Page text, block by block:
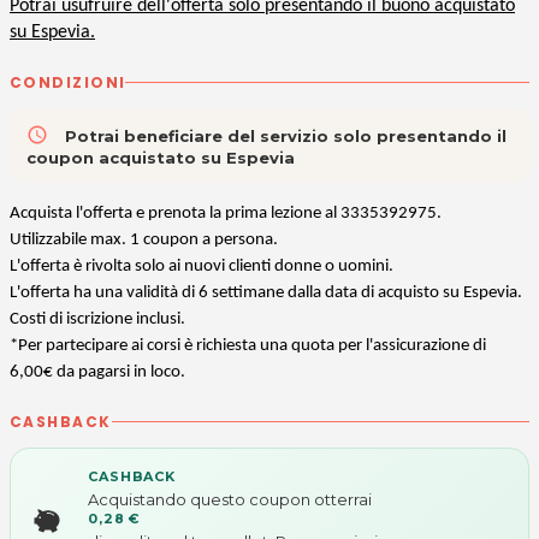
Potrai usufruire dell'offerta solo presentando il buono acquistato
su Espevia.
CONDIZIONI
access_time
Potrai beneficiare del servizio solo presentando il
coupon acquistato su Espevia
Acquista l'offerta e prenota la prima lezione al 3335392975.
Utilizzabile max. 1 coupon a persona.
L'offerta è rivolta solo ai nuovi clienti donne o uomini.
L'offerta ha una validità di 6 settimane dalla data di acquisto su Espevia.
Costi di iscrizione inclusi.
*Per partecipare ai corsi è richiesta una quota per l'assicurazione di
6,00€ da pagarsi in loco.
CASHBACK
CASHBACK
Acquistando questo coupon otterrai
0,28 €